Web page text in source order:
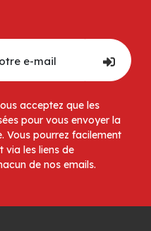
acceptez que les
pour vous envoyer la
Vous pourrez facilement
via les liens de
de nos emails.